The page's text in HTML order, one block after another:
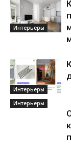
Интерьеры
Интерьеры
Интерьеры